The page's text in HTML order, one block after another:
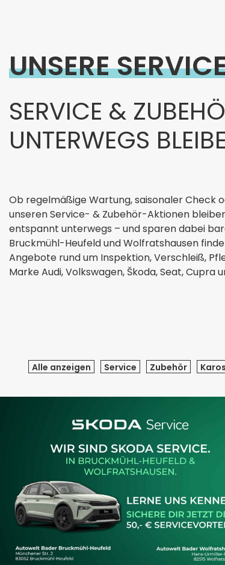
UNSERE
SERVICE &
UNTERWEGS
Ob regelmäßige Wartung, saisonaler Check
unseren Service- & Zubehör-Aktionen
entspannt unterwegs – und sparen dabei
Bruckmühl-Heufeld und Wolfratshausen
Angebote rund um Inspektion, Verschleiß,
Marke Audi, Volkswagen, Škoda, Seat, Cupra
Alle anzeigen Service Zubehör